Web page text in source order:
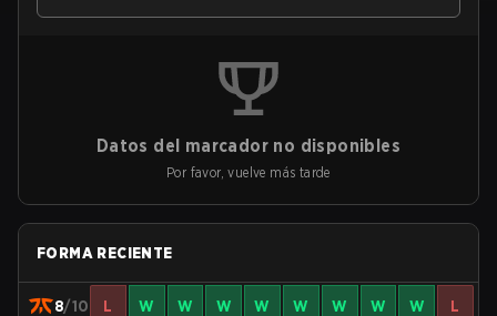
Datos del marcador no disponibles
Por favor, vuelve más tarde
FORMA RECIENTE
8/10 L W W W W W W W W L